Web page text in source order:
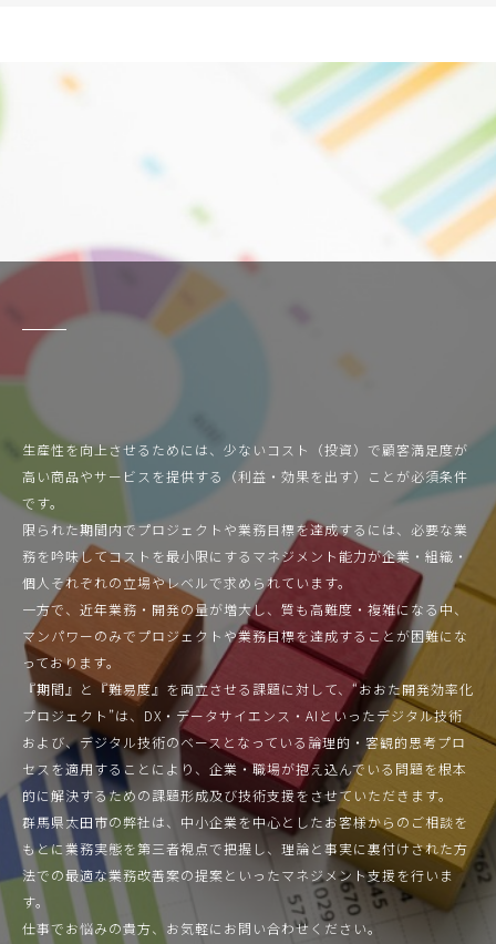
生産性を向上させるためには、少ないコスト（投資）で顧客満足度が
高い商品やサービスを提供する（利益・効果を出す）ことが必須条件
です。
限られた期間内でプロジェクトや業務目標を達成するには、必要な業
務を吟味してコストを最小限にするマネジメント能力が企業・組織・
個人それぞれの立場やレベルで求められています。
一方で、近年業務・開発の量が増大し、質も高難度・複雑になる中、
マンパワーのみでプロジェクトや業務目標を達成することが困難にな
っております。
『期間』と『難易度』を両立させる課題に対して、“おおた開発効率化
プロジェクト”は、DX・データサイエンス・AIといったデジタル技術
および、デジタル技術のベースとなっている論理的・客観的思考プロ
セスを適用することにより、企業・職場が抱え込んでいる問題を根本
的に解決するための課題形成及び技術支援をさせていただきます。
群馬県太田市の弊社は、中小企業を中心としたお客様からのご相談を
もとに業務実態を第三者視点で把握し、理論と事実に裏付けされた方
法での最適な業務改善案の提案といったマネジメント支援を行いま
す。
仕事でお悩みの貴方、お気軽にお問い合わせください。